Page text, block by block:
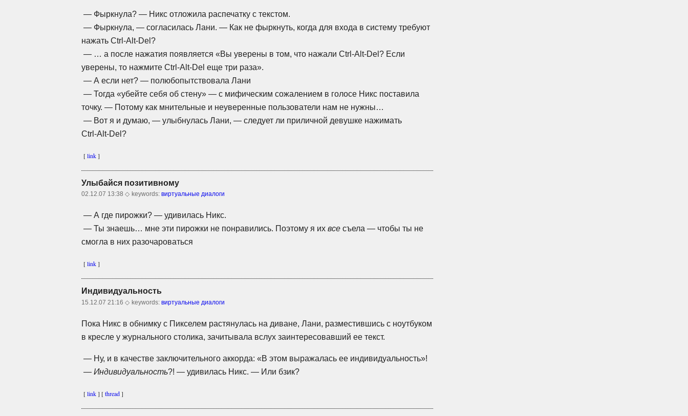
— Фыркнула? — Никс отложила распечатку с текстом.
— Фыркнула, — согласилась Лани. — Как не фыркнуть, когда для входа в систему требуют
нажать Ctrl-Alt-Del?
— … а после нажатия появляется «Вы уверены в том, что нажали Ctrl-Alt-Del? Если
уверены, то нажмите Ctrl-Alt-Del еще три раза».
— А если нет? — полюбопытствовала Лани
— Тогда «убейте себя об стену» — с мифическим сожалением в голосе Никс поставила
точку. — Потому как мнительные и неуверенные пользователи нам не нужны…
— Вот я и думаю, — улыбнулась Лани, — следует ли приличной девушке нажимать
Ctrl-Alt-Del?
[link]
Улыбайся позитивному
02.12.07 13:38 ◇ keywords: виртуальные диалоги
— А где пирожки? — удивилась Никс.
— Ты знаешь… мне эти пирожки не понравились. Поэтому я их все съела — чтобы ты не
смогла в них разочароваться
[link]
Индивидуальность
15.12.07 21:16 ◇ keywords: виртуальные диалоги
Пока Никс в обнимку с Пикселем растянулась на диване, Лани, разместившись с ноутбуком
в кресле у журнального столика, зачитывала вслух заинтересовавший ее текст.
— Ну, и в качестве заключительного аккорда: «В этом выражалась ее индивидуальность»!
— Индивидуальность?! — удивилась Никс. — Или бзик?
[link] [thread]